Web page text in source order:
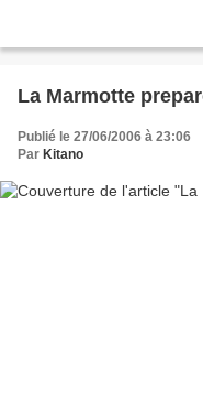
La Marmotte
Publié le 27/06/2006 à 23:06
Par Kitano